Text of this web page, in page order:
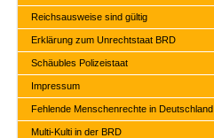
Reichsausweise sind gültig
Erklärung zum Unrechtstaat BRD
Schäubles Polizeistaat
Impressum
Fehlende Menschenrechte in Deutschland
Multi-Kulti in der BRD